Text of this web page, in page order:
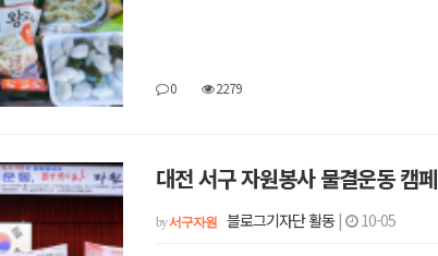
0 2279
대전 서구 자원봉사 물결운동 캠
by서구자원 블로그기자단 활동 | 10-05